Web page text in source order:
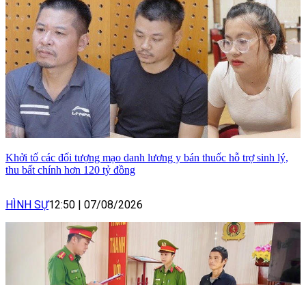
Khởi tố các đối tượng mạo danh lương y bán thuốc hỗ trợ sinh lý,
thu bất chính hơn 120 tỷ đồng
HÌNH SỰ12:50 07/08/2026